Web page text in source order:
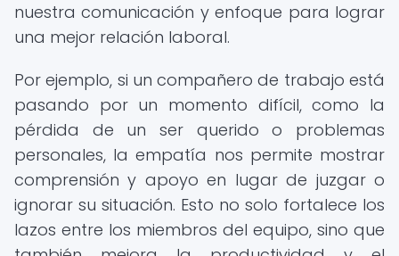
nuestra comunicación y enfoque para lograr
una mejor relación laboral.
Por ejemplo, si un compañero de trabajo está
pasando por un momento difícil, como la
pérdida de un ser querido o problemas
personales, la empatía nos permite mostrar
comprensión y apoyo en lugar de juzgar o
ignorar su situación. Esto no solo fortalece los
lazos entre los miembros del equipo, sino que